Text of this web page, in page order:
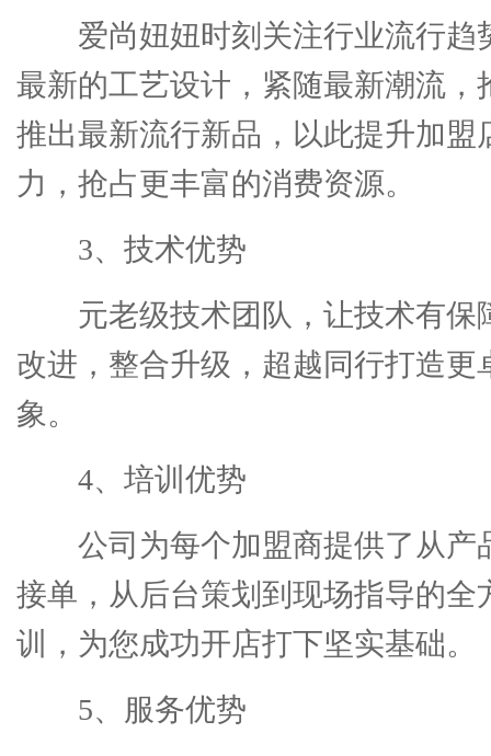
爱尚妞妞时刻关注行业流行趋
最新的工艺设计，紧随最新潮流，
推出最新流行新品，以此提升加盟
力，抢占更丰富的消费资源。
3、技术优势
元老级技术团队，让技术有保
改进，整合升级，超越同行打造更
象。
4、培训优势
公司为每个加盟商提供了从产
接单，从后台策划到现场指导的全
训，为您成功开店打下坚实基础。
5、服务优势